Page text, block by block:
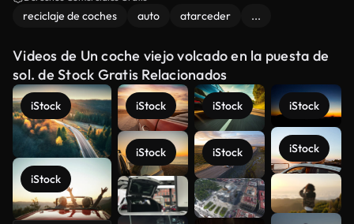
reciclaje de coches auto atarceder ...
Videos de Un coche viejo volcado en la puesta de
sol. de Stock Gratis Relacionados
iStock
iStock
iStock
iStock
iStock
iStock
iStock
iStock
Ver más